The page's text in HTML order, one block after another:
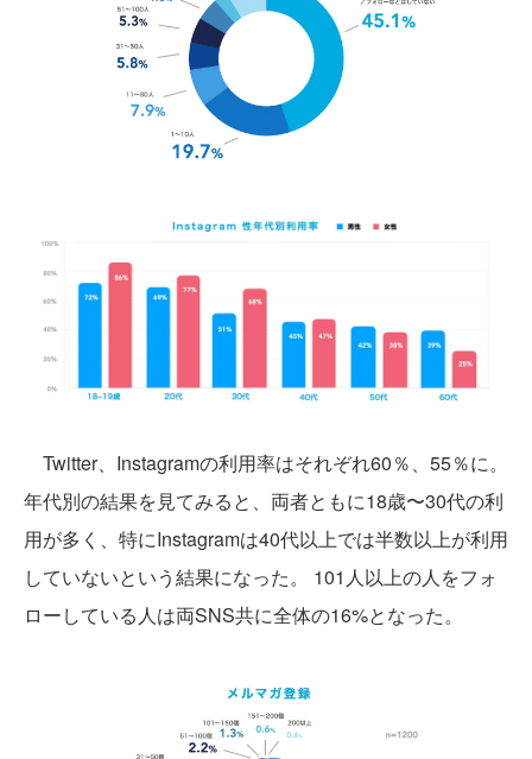
Twitter、Instagramの利用率はそれぞれ60％、55％に。
年代別の結果を見てみると、両者ともに18歳〜30代の利
用が多く、特にInstagramは40代以上では半数以上が利用
していないという結果になった。 101人以上の人をフォ
ローしている人は両SNS共に全体の16%となった。